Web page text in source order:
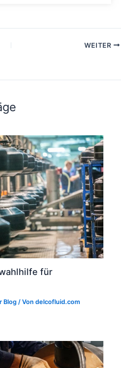
WEITER
für
Blog / Vondelcofluid.com